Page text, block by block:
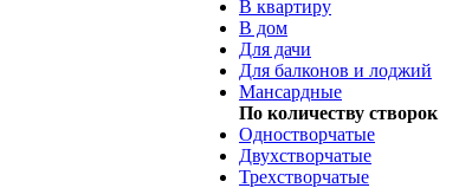
В квартиру
В дом
Для дачи
Для балконов и лоджий
Мансардные
По количеству створок
Одностворчатые
Двухстворчатые
Трехстворчатые